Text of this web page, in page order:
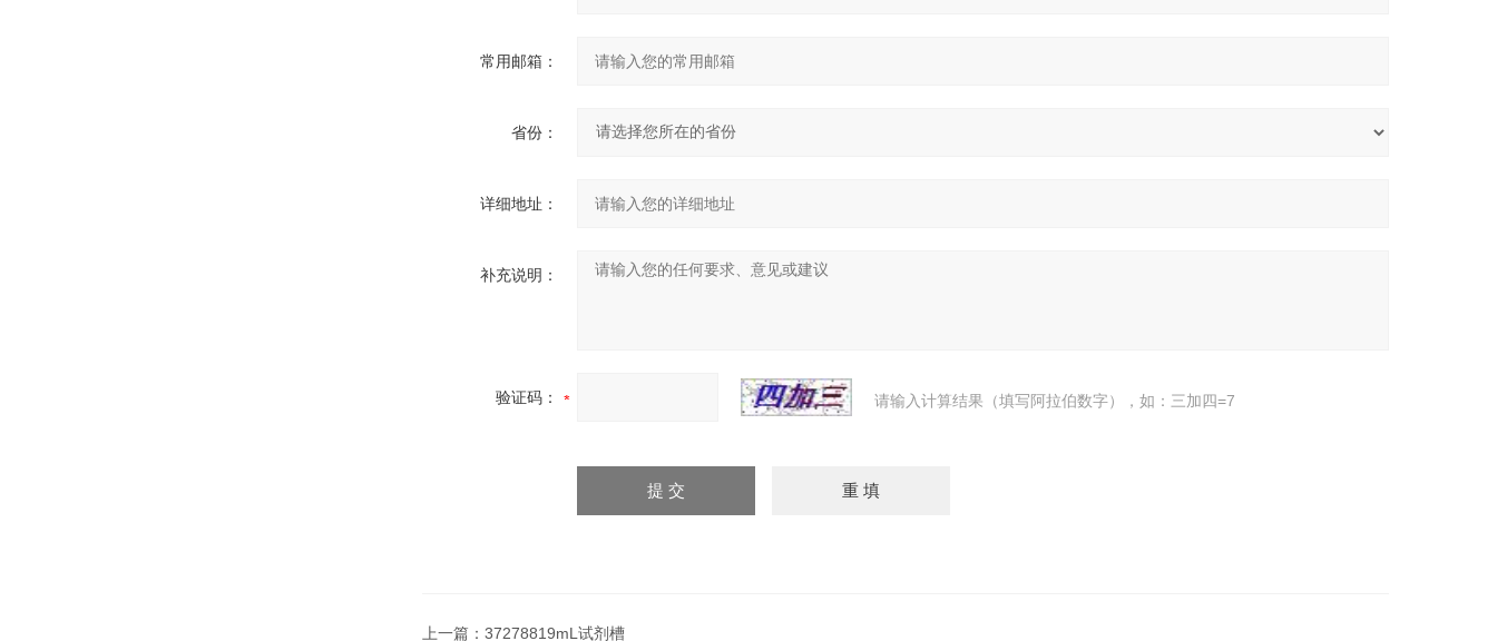
常用邮箱：
省份：
详细地址：
补充说明：
验证码： 请输入计算结果（填写阿拉伯数字），如：三加四=7
上一篇： 37278819mL试剂槽